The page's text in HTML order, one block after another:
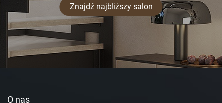
Znajdź najbliższy salon
O nas